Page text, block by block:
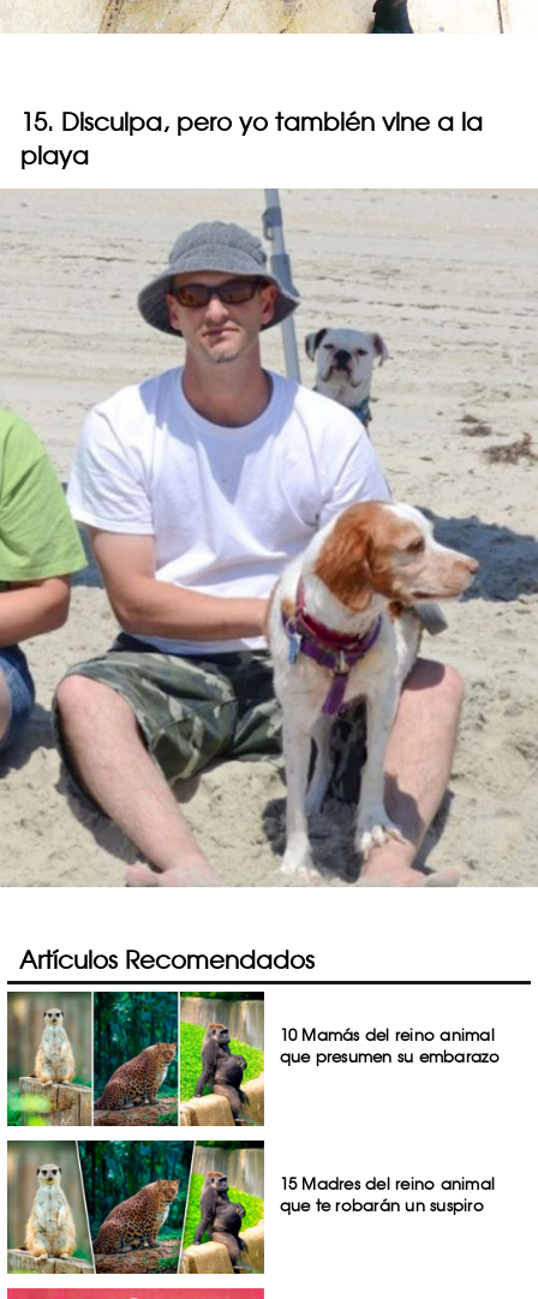
15. Disculpa, pero yo también vine a la
playa
Artículos Recomendados
10 Mamás del reino animal
que presumen su embarazo
15 Madres del reino animal
que te robarán un suspiro